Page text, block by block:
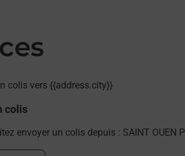
colis
envoyer un colis depuis : SAINT OUEN